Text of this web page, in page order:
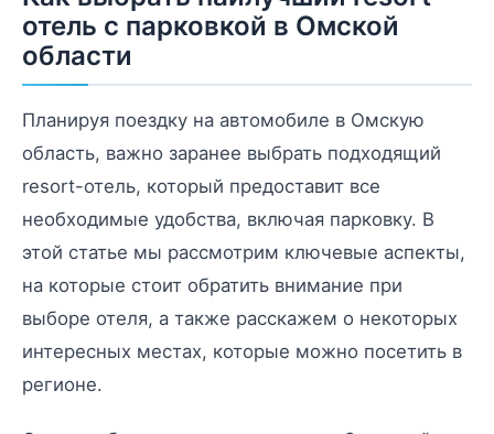
отель с парковкой в Омской
области
Планируя поездку на автомобиле в Омскую
область, важно заранее выбрать подходящий
resort-отель, который предоставит все
необходимые удобства, включая парковку. В
этой статье мы рассмотрим ключевые аспекты,
на которые стоит обратить внимание при
выборе отеля, а также расскажем о некоторых
интересных местах, которые можно посетить в
регионе.